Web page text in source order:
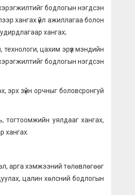
бодлогын нэгдсэн
хангах үйл ажиллагаа болон
хангах;
цахим эрүүл мэндийн
бодлогын нэгдсэн
зүйн орчныг боловсронгуй
уялдааг хангах,
хангах.
арга хэмжээний төлөвлөгөөг
цалин хөлсний бодлогын